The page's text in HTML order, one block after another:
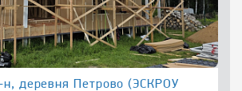
н, деревня Петрово (ЭСКРОУ